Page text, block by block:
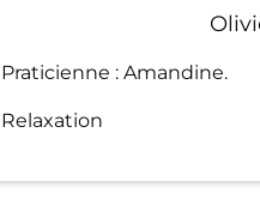
Praticienne : Amandine.
Relaxation